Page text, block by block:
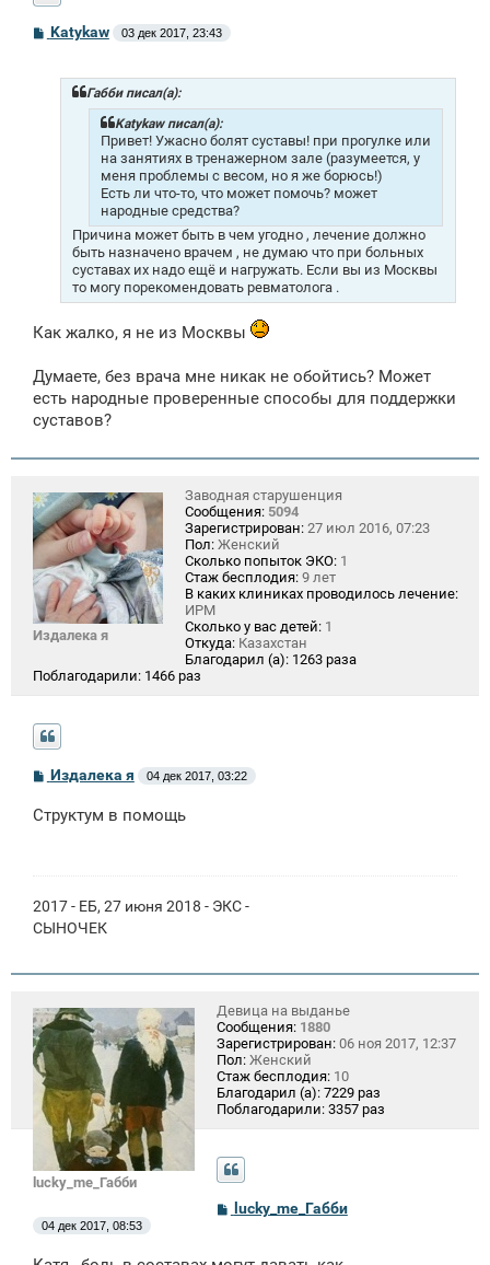
СKatykaw 03 дек 2017, 23:43
Габби писал(а):
Katykaw писал(а):
Привет! Ужасно болят суставы! при прогулке или
на занятиях в тренажерном зале (разумеется, у
меня проблемы с весом, но я же борюсь!)
Есть ли что-то, что может помочь? может
народные средства?
Причина может быть в чем угодно , лечение должно
быть назначено врачем , не думаю что при больных
суставах их надо ещё и нагружать. Если вы из Москвы
то могу порекомендовать ревматолога .
Как жалко, я не из Москвы
Думаете, без врача мне никак не обойтись? Может
есть народные проверенные способы для поддержки
суставов?
Издалека я
Заводная старушенция
Сообщения: 5094
Зарегистрирован: 27 июл 2016, 07:23
Пол: Женский
Сколько попыток ЭКО: 1
Стаж бесплодия: 9 лет
В каких клиниках проводилось лечение:
ИРМ
Сколько у вас детей: 1
Откуда: Казахстан
Благодарил (а): 1263 раза
Поблагодарили: 1466 раз
С
б
Издалека я 04 дек 2017, 03:22
Структум в помощь
2017 - ЕБ, 27 июня 2018 - ЭКС -
СЫНОЧЕК
lucky_me_Габби
Девица на выданье
Сообщения: 1880
Зарегистрирован: 06 ноя 2017, 12:37
Пол: Женский
Стаж бесплодия: 10
Благодарил (а): 7229 раз
Поблагодарили: 3357 раз
С
о
lucky_me_Габби
04 дек 2017, 08:53